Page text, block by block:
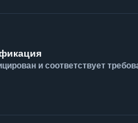
и соответствует